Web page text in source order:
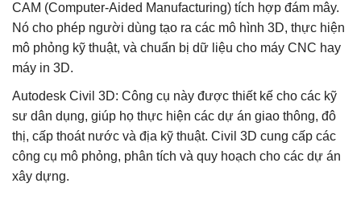
CAM (Computer-Aided Manufacturing) tích hợp đám mây.
Nó cho phép người dùng tạo ra các mô hình 3D, thực hiện
mô phỏng kỹ thuật, và chuẩn bị dữ liệu cho máy CNC hay
máy in 3D.
Autodesk Civil 3D: Công cụ này được thiết kế cho các kỹ
sư dân dụng, giúp họ thực hiện các dự án giao thông, đô
thị, cấp thoát nước và địa kỹ thuật. Civil 3D cung cấp các
công cụ mô phỏng, phân tích và quy hoạch cho các dự án
xây dựng.